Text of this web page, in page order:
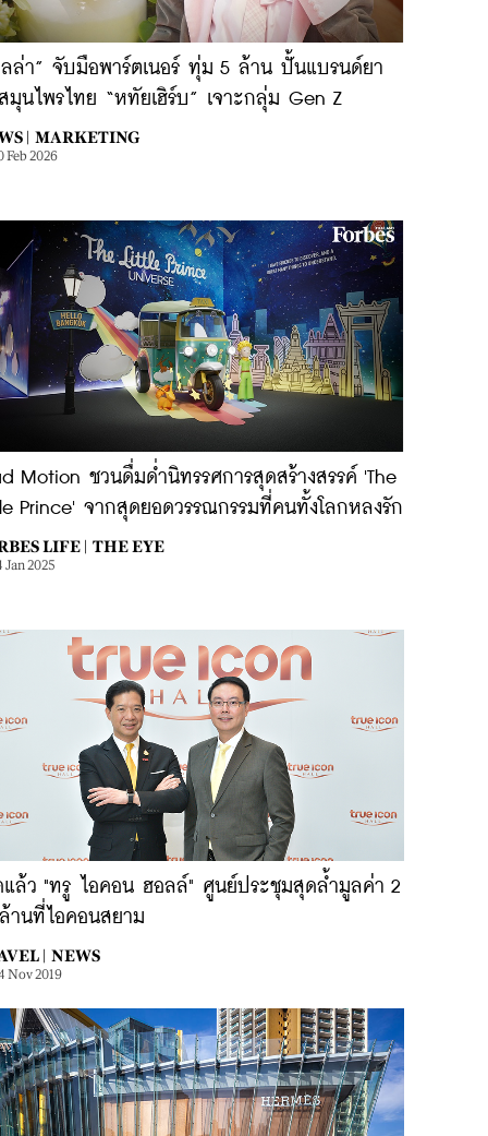
ลล่า” จับมือพาร์ตเนอร์ ทุ่ม 5 ล้าน ปั้นแบรนด์ยา
มุนไพรไทย “หทัยเฮิร์บ” เจาะกลุ่ม Gen Z
| MARKETING
Feb 2026
Motion ชวนดื่มด่ำนิทรรศการสุดสร้างสรรค์ 'The
Prince' จากสุดยอดวรรณกรรมที่คนทั้งโลกหลงรัก
LIFE | THE EYE
Jan 2025
แล้ว "ทรู ไอคอน ฮอลล์" ศูนย์ประชุมสุดล้ำมูลค่า 2
านที่ไอคอนสยาม
| NEWS
Nov 2019